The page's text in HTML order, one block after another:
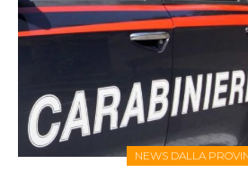
NEWS DALLA